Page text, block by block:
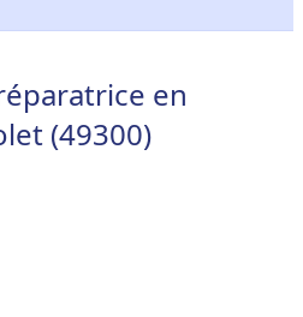
en
(49300)